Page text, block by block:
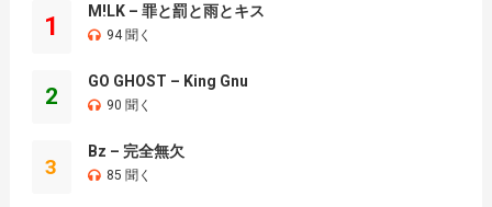
1
M!LK – 罪と罰と雨とキス
94 聞く
2
GO GHOST – King Gnu
90 聞く
3
Bz – 完全無欠
85 聞く